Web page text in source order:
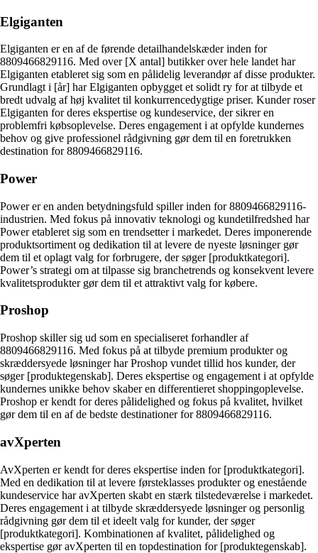
Elgiganten
Elgiganten er en af de førende detailhandelskæder inden for
8809466829116. Med over [X antal] butikker over hele landet har
Elgiganten etableret sig som en pålidelig leverandør af disse produkter.
Grundlagt i [år] har Elgiganten opbygget et solidt ry for at tilbyde et
bredt udvalg af høj kvalitet til konkurrencedygtige priser. Kunder roser
Elgiganten for deres ekspertise og kundeservice, der sikrer en
problemfri købsoplevelse. Deres engagement i at opfylde kundernes
behov og give professionel rådgivning gør dem til en foretrukken
destination for 8809466829116.
Power
Power er en anden betydningsfuld spiller inden for 8809466829116-
industrien. Med fokus på innovativ teknologi og kundetilfredshed har
Power etableret sig som en trendsetter i markedet. Deres imponerende
produktsortiment og dedikation til at levere de nyeste løsninger gør
dem til et oplagt valg for forbrugere, der søger [produktkategori].
Power’s strategi om at tilpasse sig branchetrends og konsekvent levere
kvalitetsprodukter gør dem til et attraktivt valg for købere.
Proshop
Proshop skiller sig ud som en specialiseret forhandler af
8809466829116. Med fokus på at tilbyde premium produkter og
skræddersyede løsninger har Proshop vundet tillid hos kunder, der
søger [produktegenskab]. Deres ekspertise og engagement i at opfylde
kundernes unikke behov skaber en differentieret shoppingoplevelse.
Proshop er kendt for deres pålidelighed og fokus på kvalitet, hvilket
gør dem til en af de bedste destinationer for 8809466829116.
avXperten
AvXperten er kendt for deres ekspertise inden for [produktkategori].
Med en dedikation til at levere førsteklasses produkter og enestående
kundeservice har avXperten skabt en stærk tilstedeværelse i markedet.
Deres engagement i at tilbyde skræddersyede løsninger og personlig
rådgivning gør dem til et ideelt valg for kunder, der søger
[produktkategori]. Kombinationen af kvalitet, pålidelighed og
ekspertise gør avXperten til en topdestination for [produktegenskab].